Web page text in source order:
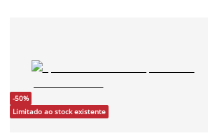
-50%
Limitado ao stock existente